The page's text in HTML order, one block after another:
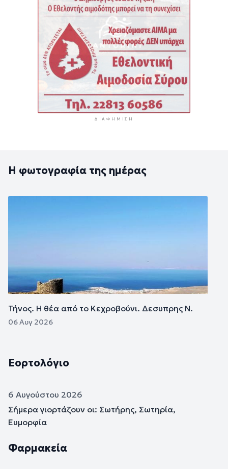
ΔΙΑΦΉΜΙΣΗ
Η φωτογραφία της ημέρας
Τήνος. Η θέα από το Κεχροβούνι. Δεσυπρης Ν.
06 Αυγ 2026
Εορτολόγιο
6 Αυγούστου 2026
Σήμερα γιορτάζουν οι: Σωτήρης, Σωτηρία,
Ευμορφία
Φαρμακεία